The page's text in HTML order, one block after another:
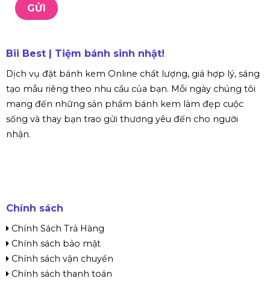
Bii Best | Tiệm bánh sinh nhật!
Dịch vụ đặt bánh kem Online chất lượng, giá hợp lý, sáng
tạo mẫu riêng theo nhu cầu của bạn. Mỗi ngày chúng tôi
mang đến những sản phẩm bánh kem làm đẹp cuộc
sống và thay bạn trao gửi thương yêu đến cho người
nhận.
Chính sách
Chính Sách Trả Hàng
Chính sách bảo mật
Chính sách vận chuyển
Chính sách thanh toán